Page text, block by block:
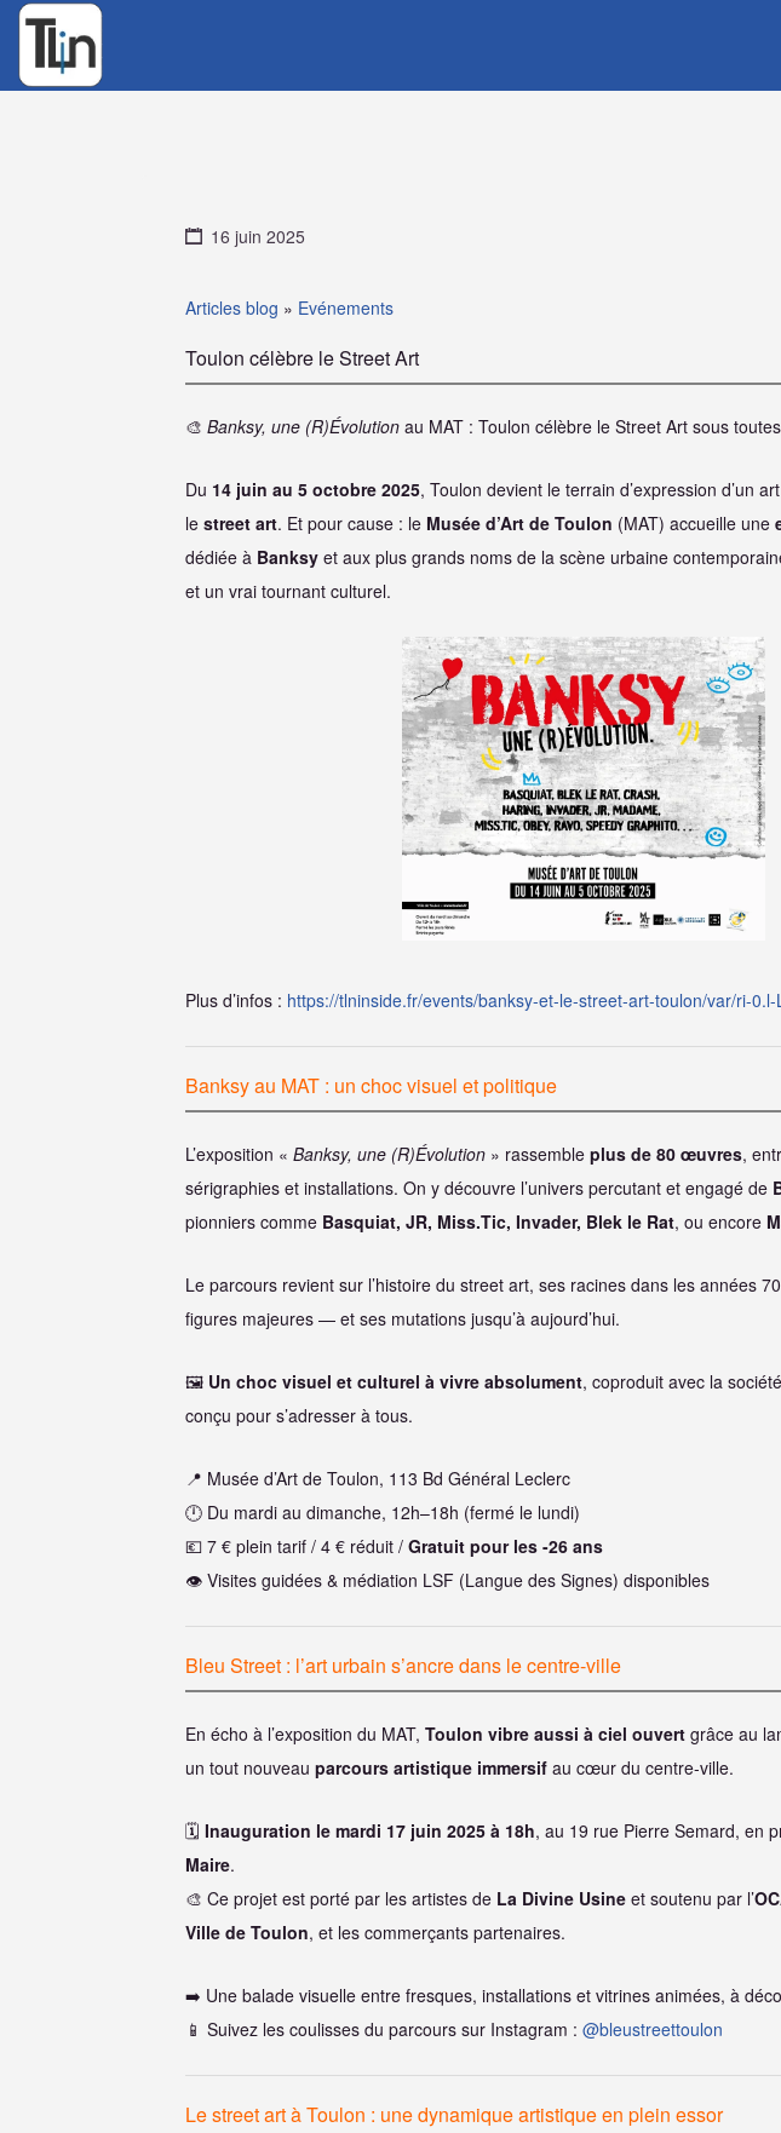
Rechercher
16 juin 2025
Articles blog » Evénements
Toulon célèbre le Street Art
🎨 Banksy, une (R)Évolution au MAT : Toulon célèbre le Street Art sous
Du 14 juin au 5 octobre 2025, Toulon devient le terrain d’expression d’un
le street art. Et pour cause : le Musée d’Art de Toulon (MAT) accueille une
dédiée à Banksy et aux plus grands noms de la scène urbaine
et un vrai tournant culturel.
Plus d’infos : https://tlninside.fr/events/banksy-et-le-street-art-toulon/var/ri-0.l-
Banksy au MAT : un choc visuel et politique
L’exposition « Banksy, une (R)Évolution » rassemble plus de 80 œuvres,
sérigraphies et installations. On y découvre l’univers percutant et engagé de
pionniers comme Basquiat, JR, Miss.Tic, Invader, Blek le Rat, ou encore
Le parcours revient sur l’histoire du street art, ses racines dans les années
figures majeures — et ses mutations jusqu’à aujourd’hui.
🖼 Un choc visuel et culturel à vivre absolument, coproduit avec la
conçu pour s’adresser à tous.
📍 Musée d’Art de Toulon, 113 Bd Général Leclerc
🕛 Du mardi au dimanche, 12h–18h (fermé le lundi)
💶 7 € plein tarif / 4 € réduit / Gratuit pour les -26 ans
👁 Visites guidées & médiation LSF (Langue des Signes) disponibles
Bleu Street : l’art urbain s’ancre dans le centre-ville
En écho à l’exposition du MAT, Toulon vibre aussi à ciel ouvert grâce au
un tout nouveau parcours artistique immersif au cœur du centre-ville.
🗓 Inauguration le mardi 17 juin 2025 à 18h, au 19 rue Pierre Semard, en
Maire.
🎨 Ce projet est porté par les artistes de La Divine Usine et soutenu par l’
Ville de Toulon, et les commerçants partenaires.
➡️ Une balade visuelle entre fresques, installations et vitrines animées, à
📱 Suivez les coulisses du parcours sur Instagram : @bleustreettoulon
Le street art à Toulon : une dynamique artistique en plein essor